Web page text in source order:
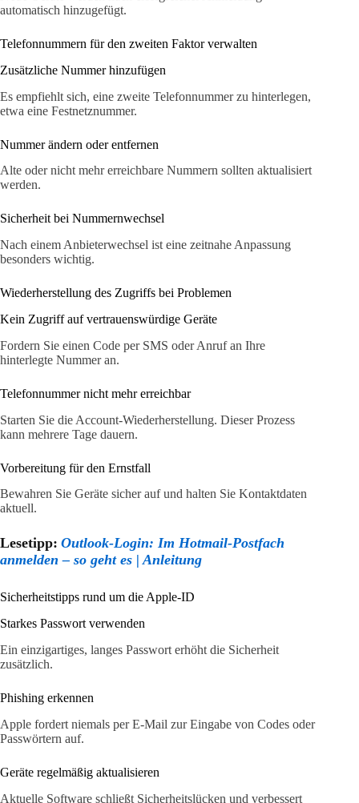
automatisch hinzugefügt.
Telefonnummern für den zweiten Faktor verwalten
Zusätzliche Nummer hinzufügen
Es empfiehlt sich, eine zweite Telefonnummer zu hinterlegen,
etwa eine Festnetznummer.
Nummer ändern oder entfernen
Alte oder nicht mehr erreichbare Nummern sollten aktualisiert
werden.
Sicherheit bei Nummernwechsel
Nach einem Anbieterwechsel ist eine zeitnahe Anpassung
besonders wichtig.
Wiederherstellung des Zugriffs bei Problemen
Kein Zugriff auf vertrauenswürdige Geräte
Fordern Sie einen Code per SMS oder Anruf an Ihre
hinterlegte Nummer an.
Telefonnummer nicht mehr erreichbar
Starten Sie die Account-Wiederherstellung. Dieser Prozess
kann mehrere Tage dauern.
Vorbereitung für den Ernstfall
Bewahren Sie Geräte sicher auf und halten Sie Kontaktdaten
aktuell.
Lesetipp: Outlook-Login: Im Hotmail-Postfach
anmelden – so geht es | Anleitung
Sicherheitstipps rund um die Apple-ID
Starkes Passwort verwenden
Ein einzigartiges, langes Passwort erhöht die Sicherheit
zusätzlich.
Phishing erkennen
Apple fordert niemals per E-Mail zur Eingabe von Codes oder
Passwörtern auf.
Geräte regelmäßig aktualisieren
Aktuelle Software schließt Sicherheitslücken und verbessert